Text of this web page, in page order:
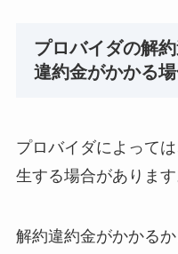
プロバイダの解
違約金がかかる
プロバイダによって
生する場合があります
解約違約金がかかる